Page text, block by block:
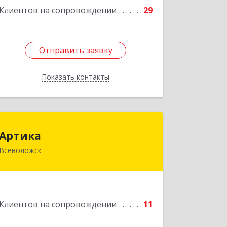
Клиентов на сопровождении 29
Отправить заявку
Показать контакты
Отправить заявку
Назад
Всеволожск
Клиентов на сопровождении 11
Подробнее